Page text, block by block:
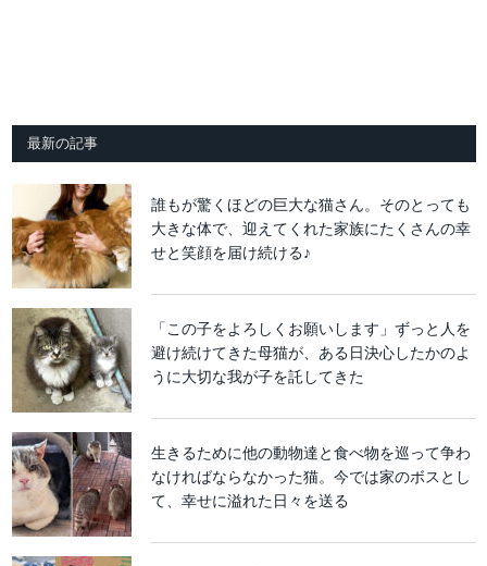
最新の記事
誰もが驚くほどの巨大な猫さん。そのとっても
大きな体で、迎えてくれた家族にたくさんの幸
せと笑顔を届け続ける♪
「この子をよろしくお願いします」ずっと人を
避け続けてきた母猫が、ある日決心したかのよ
うに大切な我が子を託してきた
生きるために他の動物達と食べ物を巡って争わ
なければならなかった猫。今では家のボスとし
て、幸せに溢れた日々を送る